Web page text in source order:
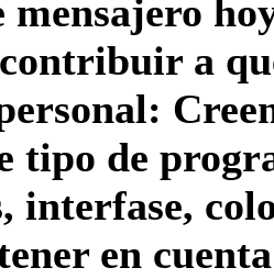
mensajero
a
tipo de
interfase,
en